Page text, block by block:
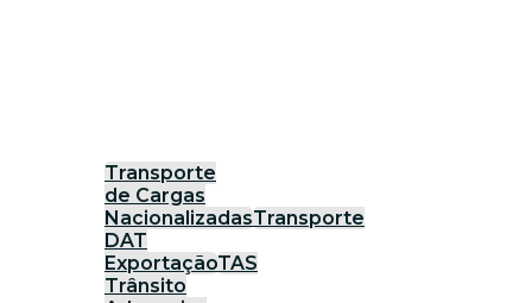
Transporte
de Cargas
NacionalizadasTransporte
DAT
ExportaçãoTAS
Trânsito